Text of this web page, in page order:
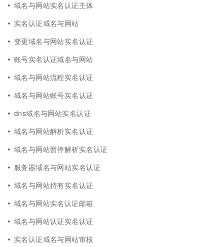
域名与网站实名认证主体
实名认证域名与网站
变更域名与网站实名认证
账号实名认证域名与网站
域名与网站流程实名认证
域名与网站账号实名认证
dns域名与网站实名认证
域名与网站解析实名认证
域名与网站暂停解析实名认证
服务器域名与网站实名认证
域名与网站持有实名认证
域名与网站实名认证邮箱
域名与网站认证实名认证
实名认证域名与网站审核